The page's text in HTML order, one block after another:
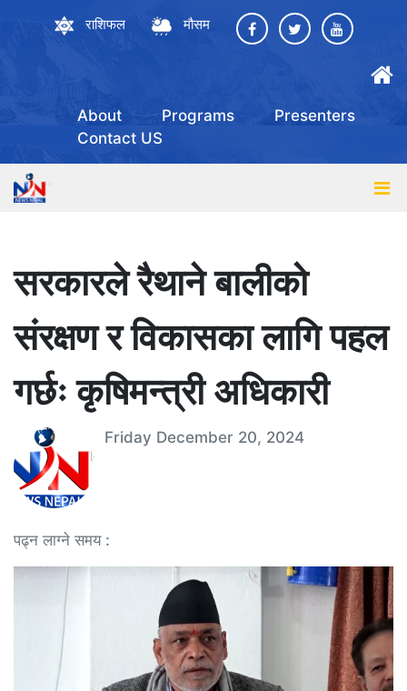
राशिफल मौसम
About Programs
Presenters
Contact US
सरकारले रैथाने बालीको
संरक्षण र विकासका लागि पहल
गर्छः कृषिमन्त्री अधिकारी
Friday December 20, 2024
पढ्न लाग्ने समय :